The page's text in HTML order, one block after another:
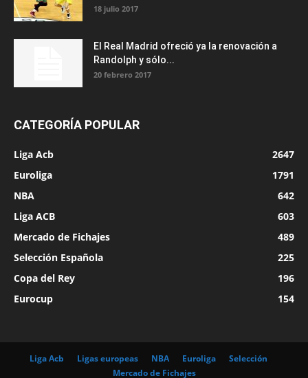
18 julio 2017
El Real Madrid ofreció ya la renovación a
Randolph y sólo...
20 febrero 2017
CATEGORÍA POPULAR
Liga Acb
2647
Euroliga
1791
NBA
642
Liga ACB
603
Mercado de Fichajes
489
Selección Española
225
Copa del Rey
196
Eurocup
154
Liga Acb Ligas europeas NBA Euroliga
Selección
Mercado de Fichajes